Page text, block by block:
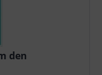
den